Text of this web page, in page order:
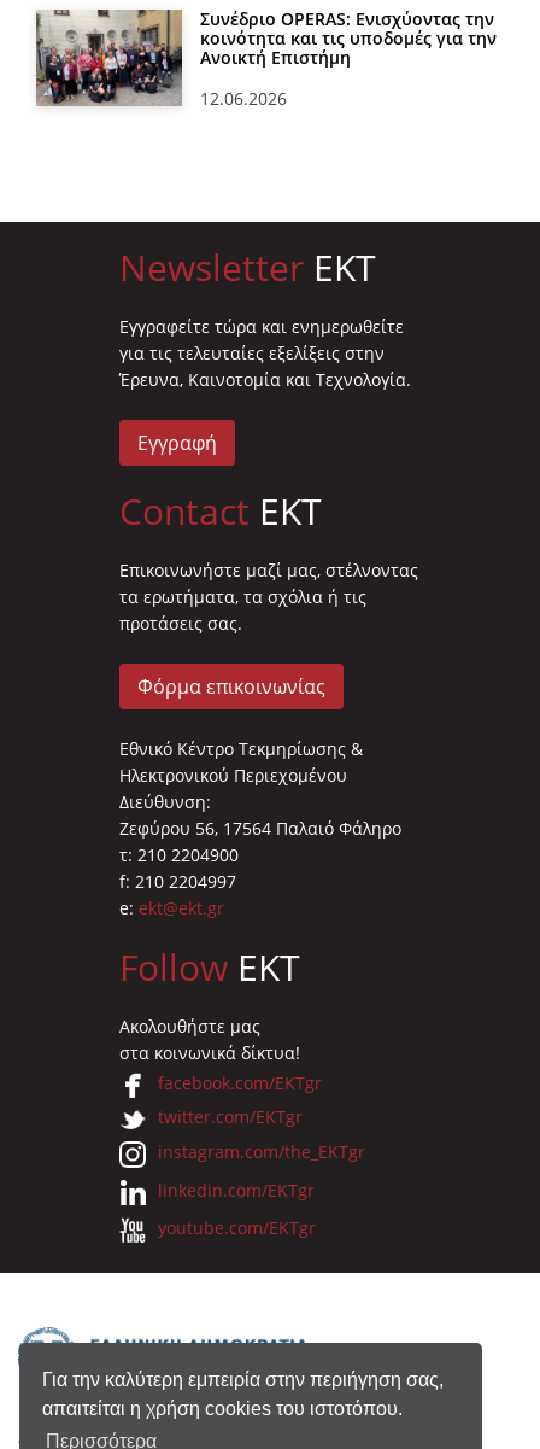
Για την καλύτερη εμπειρία στην περιήγηση σας,
απαιτείται η χρήση cookies του ιστοτόπου.
Περισσότερα
Συνέδριο OPERAS: Ενισχύοντας την
κοινότητα και τις υποδομές για την
Ανοικτή Επιστήμη
12.06.2026
Newsletter EKT
Eγγραφείτε τώρα και ενημερωθείτε
για τις τελευταίες εξελίξεις στην
Έρευνα, Καινοτομία και Τεχνολογία.
Εγγραφή
Contact EKT
Επικοινωνήστε μαζί μας, στέλνοντας
τα ερωτήματα, τα σχόλια ή τις
προτάσεις σας.
Φόρμα επικοινωνίας
Εθνικό Κέντρο Τεκμηρίωσης &
Ηλεκτρονικού Περιεχομένου
Διεύθυνση:
Ζεφύρου 56, 17564 Παλαιό Φάληρο
τ: 210 2204900
f: 210 2204997
e: ekt@ekt.gr
Follow EKT
Ακολουθήστε μας
στα κοινωνικά δίκτυα!
facebook.com/EKTgr
twitter.com/EKTgr
instagram.com/the_EKTgr
linkedin.com/EKTgr
youtube.com/EKTgr
© 2026 Eθνικό Κέντρο Τεκμηρίωσης